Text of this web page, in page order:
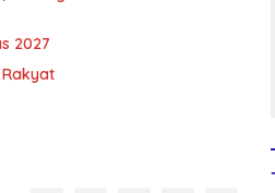
2027
Rakyat